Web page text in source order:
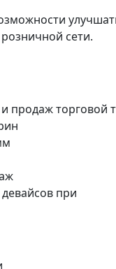
сети.
продаж торговой
при